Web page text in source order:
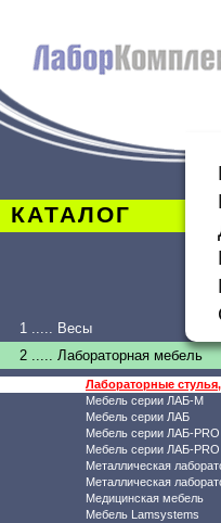
КАТАЛОГ
1 ..... Весы
2 ..... Лабораторная мебель
Лабораторные
Мебель серии ЛАБ-М
Мебель серии ЛАБ
Мебель серии ЛАБ-PRO
Мебель серии ЛАБ-PRO
Металлическая
Металлическая
Медицинская мебель
Мебель Lamsystems